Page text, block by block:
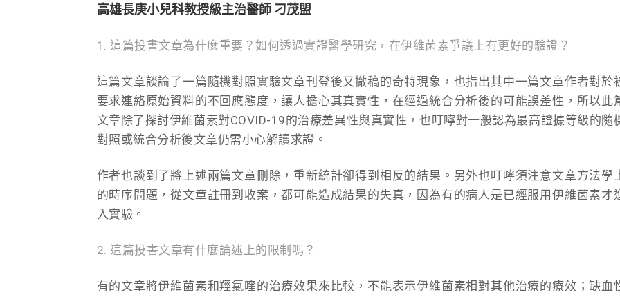
高雄長庚小兒科教授級主治醫師 刁茂盟
1. 這篇投書文章為什麼重要？如何透過實證醫學研究，在伊維菌素爭議上有更好的驗證？
這篇文章談論了一篇隨機對照實驗文章刊登後又撤稿的奇特現象，也指出其中一篇文章作者對於
要求連絡原始資料的不回應態度，讓人擔心其真實性，在經過統合分析後的可能誤差性，所以此
文章除了探討伊維菌素對COVID-19的治療差異性與真實性，也叮嚀對一般認為最高證據等級的隨
對照或統合分析後文章仍需小心解讀求證。
作者也談到了將上述兩篇文章刪除，重新統計卻得到相反的結果。另外也叮嚀須注意文章方法學
的時序問題，從文章註冊到收案，都可能造成結果的失真，因為有的病人是已經服用伊維菌素才
入實驗。
2. 這篇投書文章有什麼論述上的限制嗎？
有的文章將伊維菌素和羥氯喹的治療效果來比較，不能表示伊維菌素相對其他治療的療效；缺血